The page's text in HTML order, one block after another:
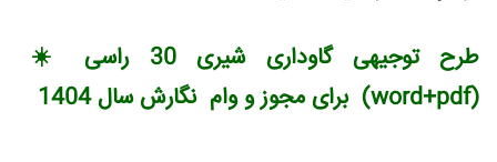
طرح توجیهی گاوداری شیری 30 راسی ☀️
(word+pdf) برای مجوز و وام نگارش سال 1404